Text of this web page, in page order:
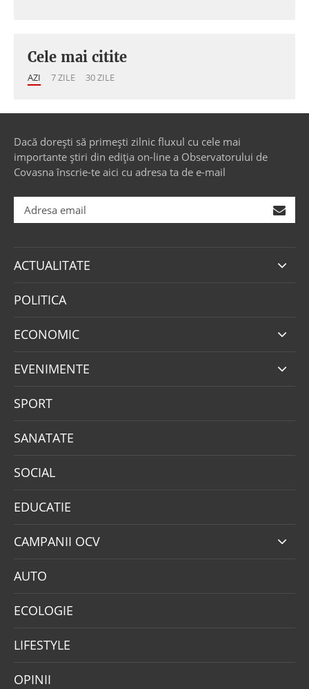
Cele mai citite
AZI 7 ZILE 30 ZILE
Dacă dorești să primești zilnic fluxul cu cele mai
importante știri din ediția on-line a Observatorului de
Covasna înscrie-te aici cu adresa ta de e-mail
ACTUALITATE
POLITICA
ECONOMIC
EVENIMENTE
SPORT
SANATATE
SOCIAL
EDUCATIE
CAMPANII OCV
AUTO
ECOLOGIE
LIFESTYLE
OPINII